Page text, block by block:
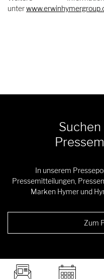
unter
In unserem
Pressemitteilungen,
Marken Hymer und
Zum